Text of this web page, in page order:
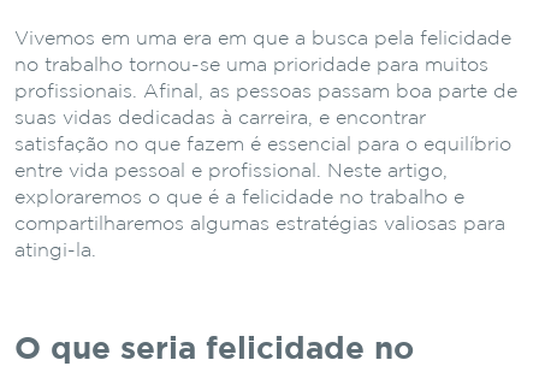
Vivemos em uma era em que a busca pela felicidade
no trabalho tornou-se uma prioridade para muitos
profissionais. Afinal, as pessoas passam boa parte de
suas vidas dedicadas à carreira, e encontrar
satisfação no que fazem é essencial para o equilíbrio
entre vida pessoal e profissional. Neste artigo,
exploraremos o que é a felicidade no trabalho e
compartilharemos algumas estratégias valiosas para
atingi-la.
O que seria felicidade no